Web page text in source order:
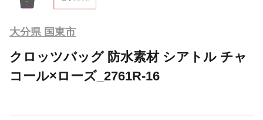
大分県 国東市
クロッツバッグ 防水素材 シアトル チャ
コール×ローズ_2761R-16